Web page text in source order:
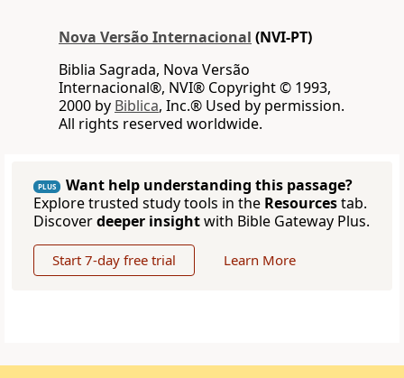
Nova Versão Internacional (NVI-PT)
Biblia Sagrada, Nova Versão
Internacional®, NVI® Copyright © 1993,
2000 by Biblica, Inc.® Used by permission.
All rights reserved worldwide.
PLUS
Want help understanding this passage?
Explore trusted study tools in the Resourcestab.
Discoverdeeper insightwith Bible Gateway Plus.
Start 7-day free trial Learn More